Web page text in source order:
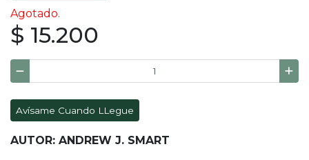
Agotado.
$ 15.200
Avísame Cuando LLegue
AUTOR: ANDREW J. SMART